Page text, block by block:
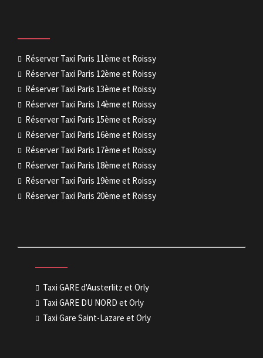
Réserver Taxi Paris 11ème et Roissy
Réserver Taxi Paris 12ème et Roissy
Réserver Taxi Paris 13ème et Roissy
Réserver Taxi Paris 14ème et Roissy
Réserver Taxi Paris 15ème et Roissy
Réserver Taxi Paris 16ème et Roissy
Réserver Taxi Paris 17ème et Roissy
Réserver Taxi Paris 18ème et Roissy
Réserver Taxi Paris 19ème et Roissy
Réserver Taxi Paris 20ème et Roissy
Taxi GARE d'Austerlitz et Orly
Taxi GARE DU NORD et Orly
Taxi Gare Saint-Lazare et Orly